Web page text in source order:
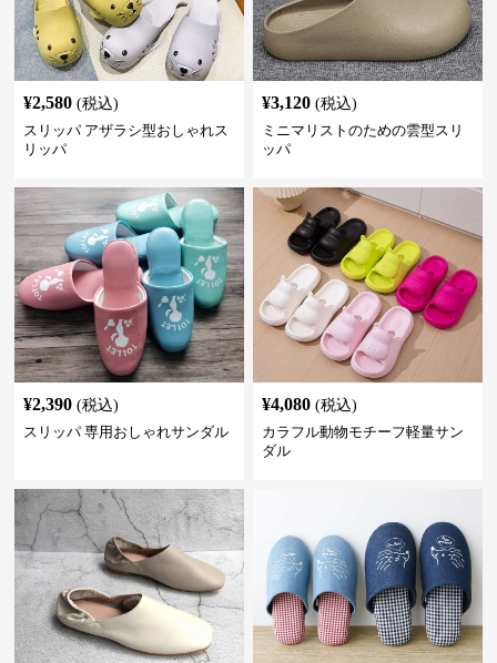
¥2,580 (税込)
スリッパ アザラシ型おしゃれス
リッパ
¥3,120 (税込)
ミニマリストのための雲型スリ
ッパ
¥2,390 (税込)
スリッパ 専用おしゃれサンダル
¥4,080 (税込)
カラフル動物モチーフ軽量サン
ダル